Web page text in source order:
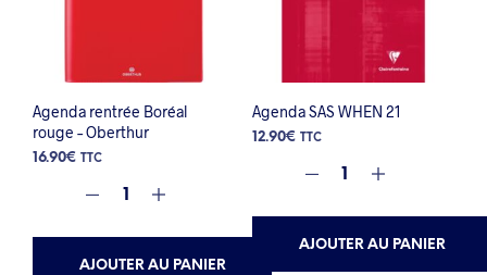
Agenda rentrée Boréal
rouge – Oberthur
16.90€ TTC
AJOUTER AU PANIER
Agenda SAS WHEN 21
12.90€ TTC
AJOUTER AU PANIER